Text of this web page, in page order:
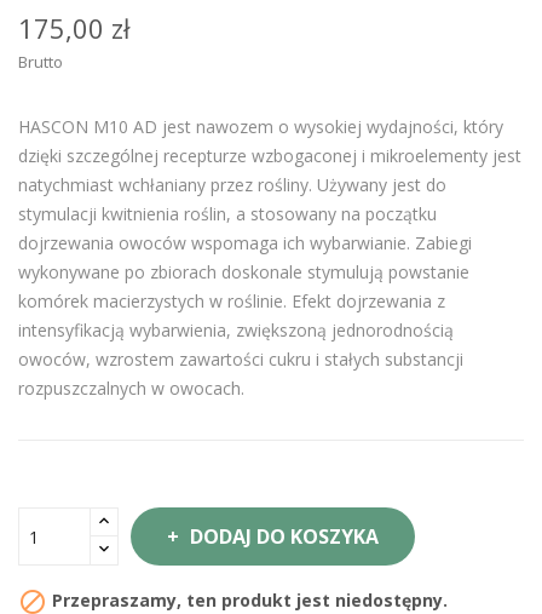
175,00 zł
Brutto
HASCON M10 AD jest nawozem o wysokiej wydajności, który
dzięki szczególnej recepturze wzbogaconej i mikroelementy jest
natychmiast wchłaniany przez rośliny. Używany jest do
stymulacji kwitnienia roślin, a stosowany na początku
dojrzewania owoców wspomaga ich wybarwianie. Zabiegi
wykonywane po zbiorach doskonale stymulują powstanie
komórek macierzystych w roślinie. Efekt dojrzewania z
intensyfikacją wybarwienia, zwiększoną jednorodnością
owoców, wzrostem zawartości cukru i stałych substancji
rozpuszczalnych w owocach.
DODAJ DO KOSZYKA
 Przepraszamy, ten produkt jest niedostępny.